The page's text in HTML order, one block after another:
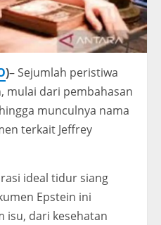
)– Sejumlah peristiwa
mulai dari pembahasan
munculnya nama
terkait Jeffrey
ideal tidur siang
Epstein ini
isu, dari kesehatan